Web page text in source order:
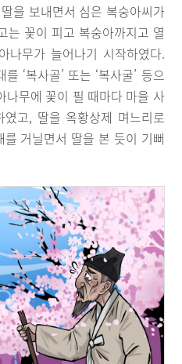
을 보내면서 심은 복숭아씨가
는 꽃이 피고 복숭아까지고 열
나무가 늘어나기 시작하였다.
‘복사골’ 또는 ‘복사굴’ 등으
나무에 꽃이 필 때마다 마을 사
고, 딸을 옥황상제 며느리로
거닐면서 딸을 본 듯이 기뻐